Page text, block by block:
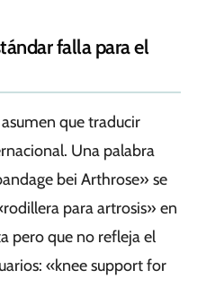
falla para el
que traducir
Una palabra
bei Arthrose» se
para artrosis» en
pero que no refleja el
«knee support for